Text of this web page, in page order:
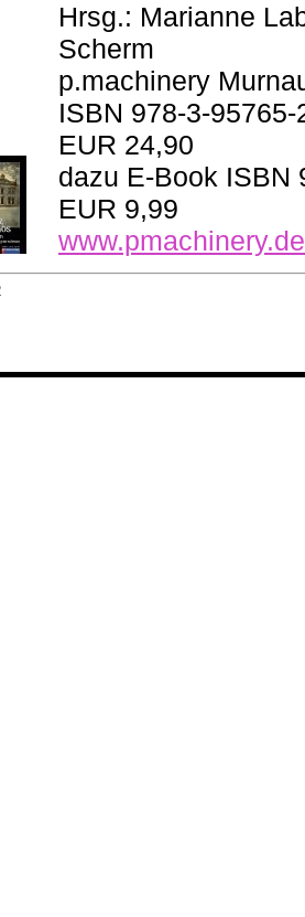
Hrsg.: Marianne
Scherm
p.machinery
ISBN 978-3-95765-
EUR 24,90
dazu E-Book ISBN
EUR 9,99
www.pmachinery.de